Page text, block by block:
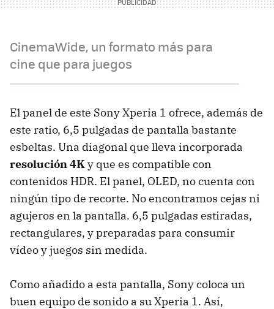
CinemaWide, un formato más para
cine que para juegos
El panel de este Sony Xperia 1 ofrece, además de
este ratio, 6,5 pulgadas de pantalla bastante
esbeltas. Una diagonal que lleva incorporada
resolución 4Ky que es compatible con
contenidos HDR. El panel, OLED, no cuenta con
ningún tipo de recorte. No encontramos cejas ni
agujeros en la pantalla. 6,5 pulgadas estiradas,
rectangulares, y preparadas para consumir
vídeo y juegos sin medida.
Como añadido a esta pantalla, Sony coloca un
buen equipo de sonido a su Xperia 1. Así,